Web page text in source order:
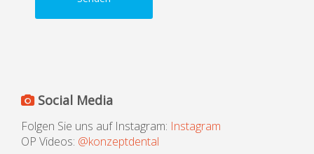
Social Media
Folgen Sie uns auf Instagram: Instagram
OP Videos: @konzeptdental